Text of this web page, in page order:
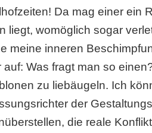
Da mag einer ein
liegt, womöglich sogar
meine inneren
auf: Was fragt man so
zu liebäugeln. Ich
der
die reale